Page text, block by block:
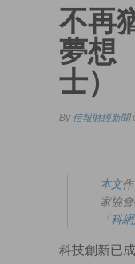
不再
夢想
士）
By 信報財經新聞
本文
家協
「科
科技創新已